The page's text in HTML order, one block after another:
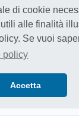
di cookie
alle finalità
Se vuoi
policy
Accetta
effettua il